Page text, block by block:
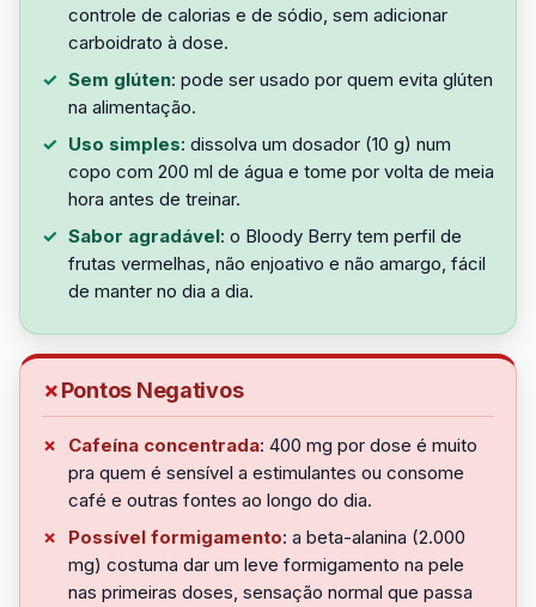
controle de calorias e de sódio, sem adicionar
carboidrato à dose.
Sem glúten: pode ser usado por quem evita glúten
na alimentação.
Uso simples: dissolva um dosador (10 g) num
copo com 200 ml de água e tome por volta de meia
hora antes de treinar.
Sabor agradável: o Bloody Berry tem perfil de
frutas vermelhas, não enjoativo e não amargo, fácil
de manter no dia a dia.
Pontos Negativos
Cafeína concentrada: 400 mg por dose é muito
pra quem é sensível a estimulantes ou consome
café e outras fontes ao longo do dia.
Possível formigamento: a beta-alanina (2.000
mg) costuma dar um leve formigamento na pele
nas primeiras doses, sensação normal que passa